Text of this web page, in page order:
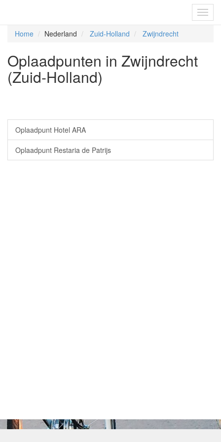
Home Nederland Zuid-Holland Zwijndrecht
Oplaadpunten in Zwijndrecht
(Zuid-Holland)
Oplaadpunt Hotel ARA
Oplaadpunt Restaria de Patrijs